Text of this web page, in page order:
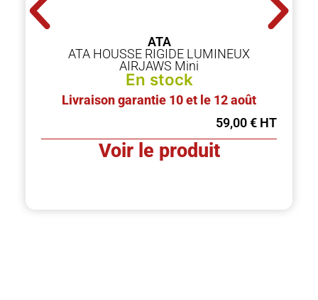
ATA
ATA HOUSSE RIGIDE LUMINEUX
AIRJAWS Mini
En stock
Livraison garantie 10 et le 12 août
59,00€
Voir le produit